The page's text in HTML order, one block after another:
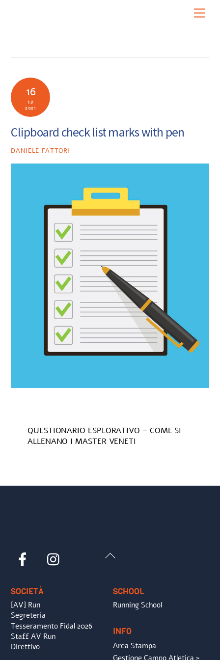
16
12
2021
Clipboard check list marks with pen
DANIELE FATTORI
QUESTIONARIO ESPLORATIVO – COME SI
ALLENANO I MASTER VENETI
Back
Facebook
SOCIETÀ
[AV] Run
Segreteria
Tesseramento Fidal 2026
Staff AV Run
Direttivo
SCHOOL
Running School
INFO
Area Stampa
Gestione Campo Atletica >